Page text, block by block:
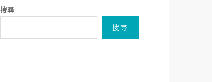
搜尋
搜尋